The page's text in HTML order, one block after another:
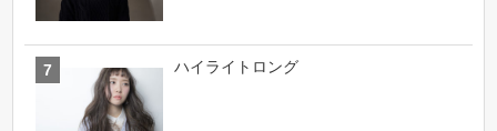
ハイライトロング